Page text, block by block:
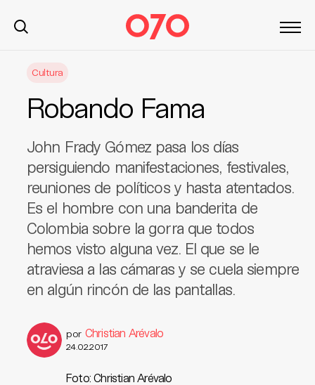
Cultura
Robando Fama
John Frady Gómez pasa los días
persiguiendo manifestaciones, festivales,
reuniones de políticos y hasta atentados.
Es el hombre con una banderita de
Colombia sobre la gorra que todos
hemos visto alguna vez. El que se le
atraviesa a las cámaras y se cuela siempre
en algún rincón de las pantallas.
por Christian Arévalo
24.02.2017
Foto: Christian Arévalo